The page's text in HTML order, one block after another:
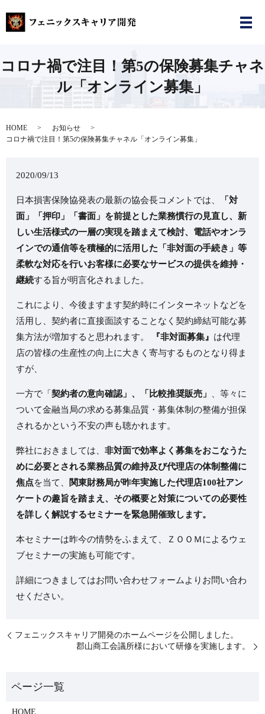
コロナ禍で注目！第5の保険募集チャネ
ル「オンライン募集」
HOME
お知らせ
コロナ禍で注目！第5の保険募集チャネル「オンライン募集」
2020/09/13
日本損害保険協発表の最新の協会長コメントでは、
「対
面」「押印」「書面」を前提とした業務慣行の見直し、新
しい生活様式の一層の実現を踏まえて検討、 電話やオンラ
インでの通信等を積極的に活用した「非対面の手続き」等
柔軟な対応を行いお客様に必要なサービスの提供を維持・
継続する旨が明言化されました。
これにより、今後ますます契約時にインターネットなどを
活用し、契約者に直接面談することなく契約締結可能な募
集方法が増加すると思われます。
『非対面募集』 は代理
店の皆様の生産性の向上に大きく寄与するものとなり得ま
すが、
一方で「契約者の意向確認」、「比較推奨販売」
、等々に
ついて金融当局の求める募集品質・募集体制の整備が担保
されるかという不安の声も聴かれます。
弊社におきましては、非対面で効率よく募集をおこなうた
めに必要とされる業務品質の維持及び代理店の体制整備に
焦点を当て、
関東財務局が昨年実施した代理店100社アン
ケートの趣旨を踏まえ、その概要と対策についての必要性
を詳しく解説するセミナーを緊急開催致します。
本セミナーは昨今の情勢をふまえて、ＺＯＯＭによるウェ
ブセミナーの実施も可能です。
詳細につきましてはお問い合わせフォームよりお問い合わ
せください。
フェニックスキャリア開発のホームページを公開しました。
郡山商工会議所様において研修を実施します。
HOME